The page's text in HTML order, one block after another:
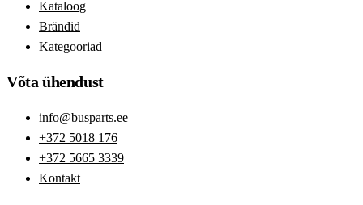
Kataloog
Brändid
Kategooriad
Võta ühendust
info@busparts.ee
+372 5018 176
+372 5665 3339
Kontakt